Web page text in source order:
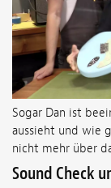
Sogar Dan ist
aussieht und wie
nicht mehr über
Sound Check